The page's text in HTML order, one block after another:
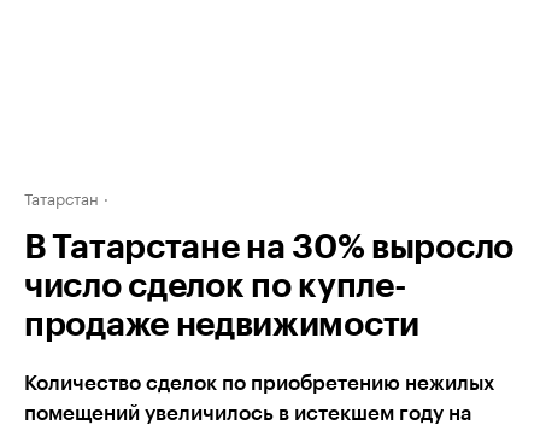
Татарстан
В Татарстане на 30% выросло
число сделок по купле-
продаже недвижимости
Количество сделок по приобретению нежилых
помещений увеличилось в истекшем году на